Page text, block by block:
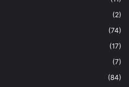
(2)
(74)
(17)
(7)
(84)